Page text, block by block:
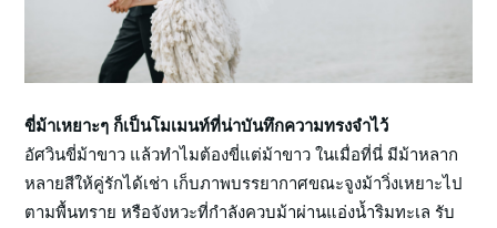
ขี่ม้าเหยาะๆ ก็เป็นโมเมนท์ที่น่าบันทึกความทรงจำไว้
อัศวินขี่ม้าขาว แล้วทำไมต้องขี่แต่ม้าขาว ในเมื่อที่นี่ มีม้าหลาก
หลายสีให้คู่รักได้เช่า เก็บภาพบรรยากาศขณะจูงม้าวิ่งเหยาะไป
ตามพื้นทราย หรือจังหวะที่กำลังควบม้าผ่านแอ่งน้ำริมทะเล รับ